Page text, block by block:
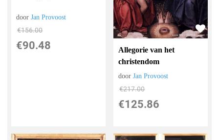
doorJan Provoost
€156.00
€90.48
Allegorie van het
christendom
doorJan Provoost
€217.00
€125.86